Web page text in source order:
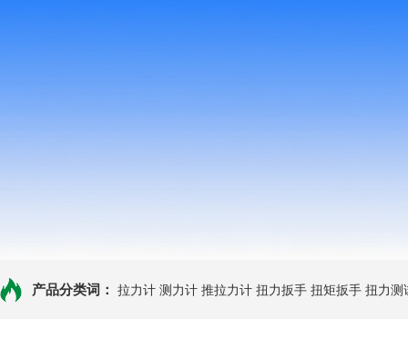
产品分类词： 拉力计 测力计 推拉力计 扭力扳手 扭矩扳手 扭力测